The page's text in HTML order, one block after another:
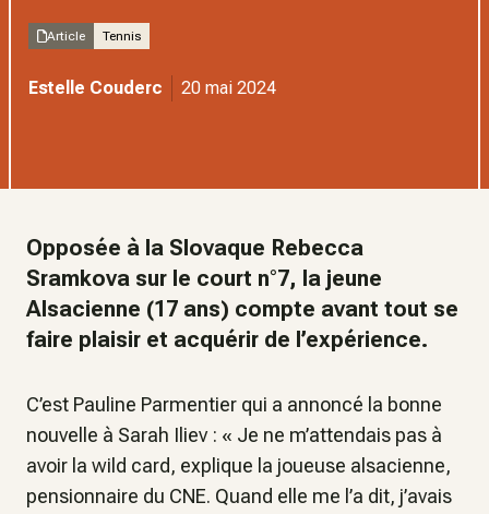
Article Tennis
Estelle Couderc 20 mai 2024
Opposée à la Slovaque Rebecca
Sramkova sur le court n°7, la jeune
Alsacienne (17 ans) compte avant tout se
faire plaisir et acquérir de l’expérience.
C’est Pauline Parmentier qui a annoncé la bonne
nouvelle à Sarah Iliev : « Je ne m’attendais pas à
avoir la wild card, explique la joueuse alsacienne,
pensionnaire du CNE. Quand elle me l’a dit, j’avais